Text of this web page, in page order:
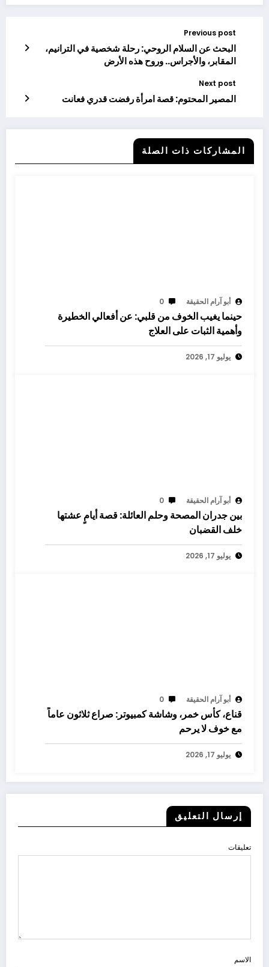
Previous post
البحث عن السلام الروحي: رحلة شخصية في الترانيم،
المقابر، والأجراس.. وروح هذه الأرض
Next post
المصير المحتوم: قصة امرأة رفضت قدري فعانت
المشاركات ذات الصلة
أبو آرام الحقيقة 0
حينما يغيب الخوف من قلبي: عن أفعالي الخطيرة
وأهمية الثبات على العلاج
يوليو 17, 2026
أبو آرام الحقيقة 0
بين جدران المصحة وحلم العائلة: قصة أيامٍ عشتها
خلف القضبان
يوليو 17, 2026
أبو آرام الحقيقة 0
قناع، كأس خمر، وشاشة كمبيوتر: صراع ثلاثون عاماً
مع خوف لا يرحم
يوليو 17, 2026
إرسال التعليق
تعليقات
الاسم